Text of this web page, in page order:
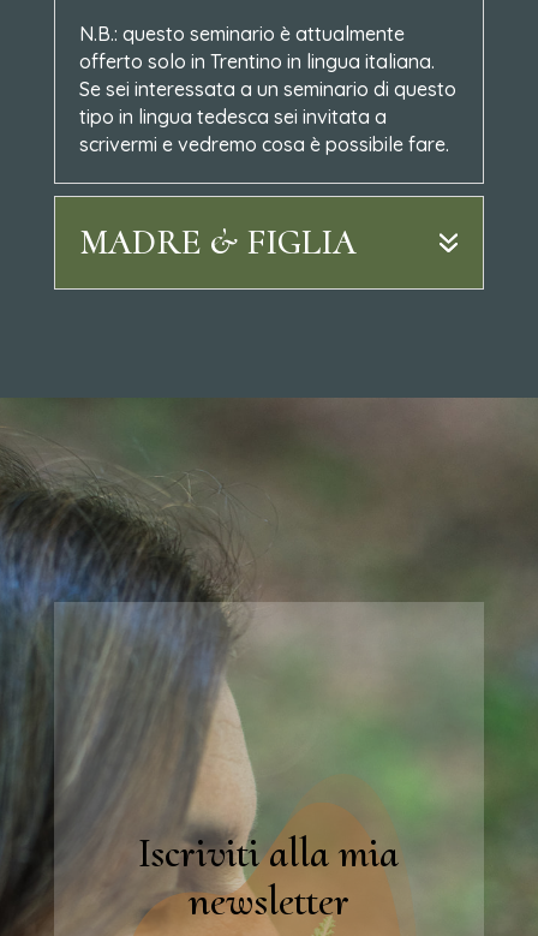
N.B.: questo seminario è attualmente
offerto solo in Trentino in lingua italiana.
Se sei interessata a un seminario di questo
tipo in lingua tedesca sei invitata a
scrivermi e vedremo cosa è possibile fare.
MADRE & FIGLIA
Iscriviti alla mia
newsletter